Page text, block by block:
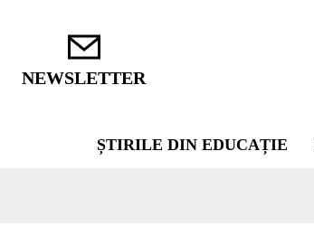
NEWSLETTER
ȘTIRILE DIN EDUCAȚIE